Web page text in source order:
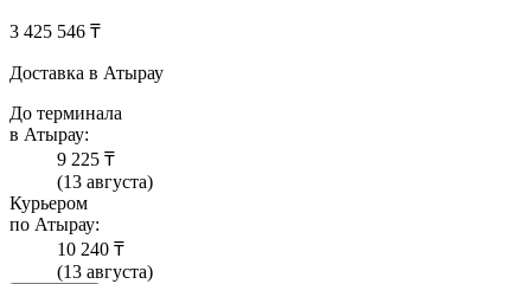
3 425 546 ₸
Доставка в Атырау
До терминала
в Атырау:
9 225 ₸
(13 августа)
Курьером
по Атырау:
10 240 ₸
(13 августа)